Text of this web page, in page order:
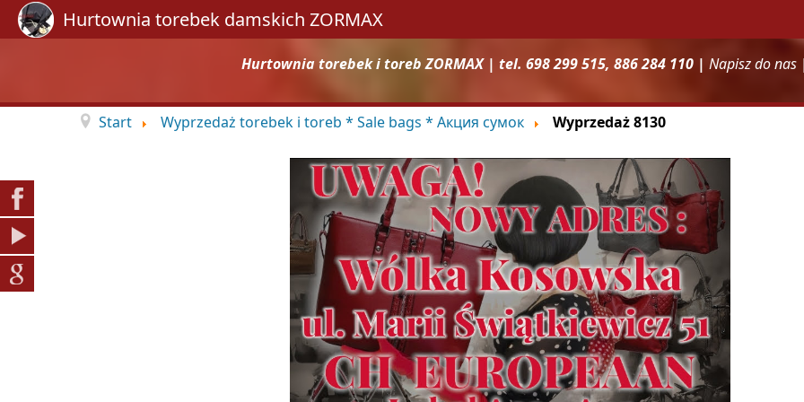
Hurtownia torebek i toreb ZORMAX | tel. 698 299 515, 886 284 110 | Napisz do nas
Start Wyprzedaż torebek i toreb * Sale bags * Акция сумок Wyprzedaż 8130
Hurtownia torebek damskich ZORMAX